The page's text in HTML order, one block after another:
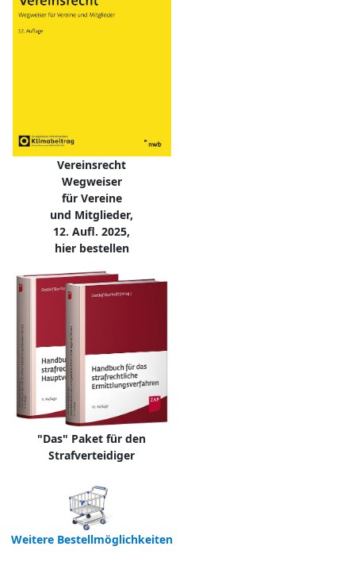
Vereinsrecht
Wegweiser
für Vereine
und Mitglieder,
12. Aufl. 2025,
hier bestellen
"Das" Paket für den
Strafverteidiger
Weitere Bestellmöglichkeiten